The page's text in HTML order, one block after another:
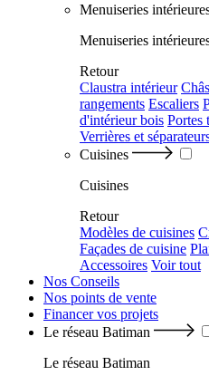
Menuiseries
Menuiseries
Retour
Claustra intérieur
rangements Escaliers
d'intérieur bois Portes
Verrières et
Cuisines
Cuisines
Retour
Modèles de cuisines
Façades de cuisine
Accessoires Voir tout
Nos Conseils
Nos points de vente
Financer vos projets
Le réseau Batiman
Le réseau Batiman